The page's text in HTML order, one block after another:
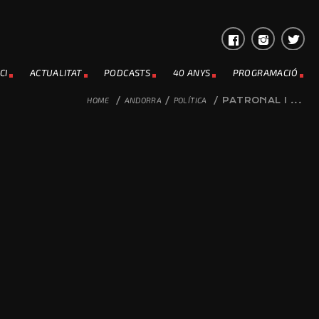
ACTUALITAT PODCASTS 40 ANYS PROGRAMACIÓ
HOME / ANDORRA / POLÍTICA / PATRONAL I ...